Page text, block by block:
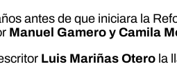
antes de que iniciara la
Manuel Gamero y Camila
Luis Mariñas Otero la